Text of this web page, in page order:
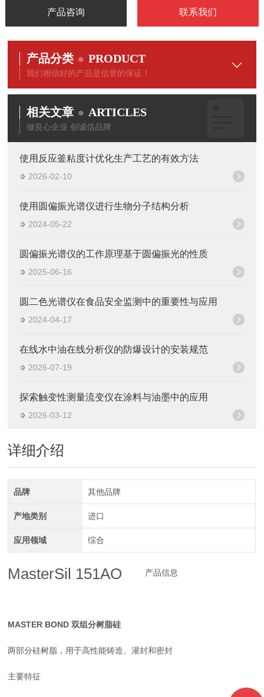
产品咨询 联系我们
产品分类 PRODUCT
我们相信好的产品是信誉的保证！
相关文章 ARTICLES
做良心企业 创诚信品牌
使用反应釜粘度计优化生产工艺的有效方法
2026-02-10
使用圆偏振光谱仪进行生物分子结构分析
2024-05-22
圆偏振光谱仪的工作原理基于圆偏振光的性质
2025-06-16
圆二色光谱仪在食品安全监测中的重要性与应用
2024-04-17
在线水中油在线分析仪的防爆设计的安装规范
2026-07-19
探索触变性测量流变仪在涂料与油墨中的应用
2026-03-12
详细介绍
品牌 其他品牌
产地类别 进口
应用领域 综合
MasterSil 151AO 产品信息
MASTER BOND 双组分树脂硅
两部分硅树脂，用于高性能铸造、灌封和密封
主要特征